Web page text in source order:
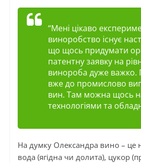
“Мені цікаво
виноробство існує
що щось придумати
патентну заявку на
винороба дуже важко.
вже до промислово
вин. Там можна щось
технологіями та
На думку Олександра вино – це
вода (ягідна чи долита), цукор